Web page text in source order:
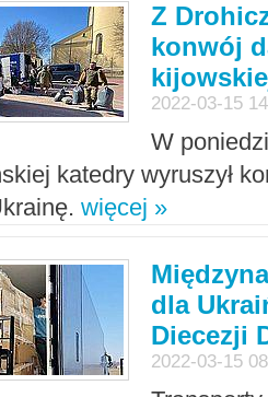
Z
konwój
2022-03-15
W
katedry wyruszył
więcej »
dla
Diecezji
2022-03-15